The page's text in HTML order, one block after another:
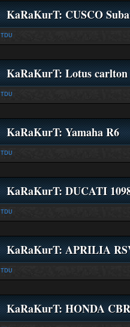
KaRaKurT: CUSCO
TDU
KaRaKurT: Lotus carlton
TDU
KaRaKurT: Yamaha R6
TDU
KaRaKurT: DUCATI
TDU
KaRaKurT: APRILIA
TDU
KaRaKurT: HONDA